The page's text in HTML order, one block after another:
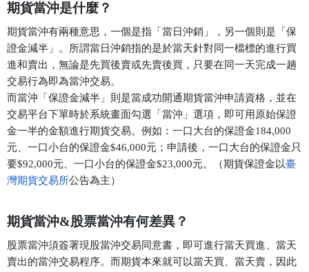
期貨當沖是什麼？
期貨當沖有兩種意思，一個是指「當日沖銷」，另一個則是「保
證金減半」。所謂當日沖銷指的是於當天針對同一檔標的進行買
進和賣出，無論是先買後賣或先賣後買，只要在同一天完成一趟
交易行為即為當沖交易。
而當沖「保證金減半」則是當成功開通期貨當沖申請資格，並在
交易平台下單時於系統畫面勾選「當沖」選項，即可用原始保證
金一半的金額進行期貨交易。例如：一口大台的保證金184,000
元、一口小台的保證金$46,000元；申請後，一口大台的保證金只
要$92,000元、一口小台的保證金$23,000元。（期貨保證金以臺
灣期貨交易所公告為主）
期貨當沖&股票當沖有何差異？
股票當沖須簽署現股當沖交易同意書，即可進行當天買進、當天
賣出的當沖交易程序。而期貨本來就可以當天買、當天賣，因此